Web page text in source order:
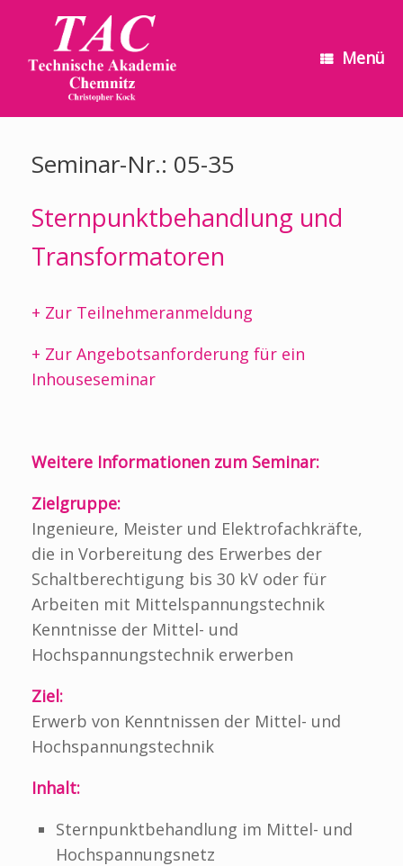
Menü
Seminar-Nr.: 05-35
Sternpunktbehandlung und
Transformatoren
+ Zur Teilnehmeranmeldung
+ Zur Angebotsanforderung für ein
Inhouseseminar
Weitere Informationen zum Seminar:
Zielgruppe:
Ingenieure, Meister und Elektrofachkräfte,
die in Vorbereitung des Erwerbes der
Schaltberechtigung bis 30 kV oder für
Arbeiten mit Mittelspannungstechnik
Kenntnisse der Mittel- und
Hochspannungstechnik erwerben
Ziel:
Erwerb von Kenntnissen der Mittel- und
Hochspannungstechnik
Inhalt:
Sternpunktbehandlung im Mittel- und
Hochspannungsnetz